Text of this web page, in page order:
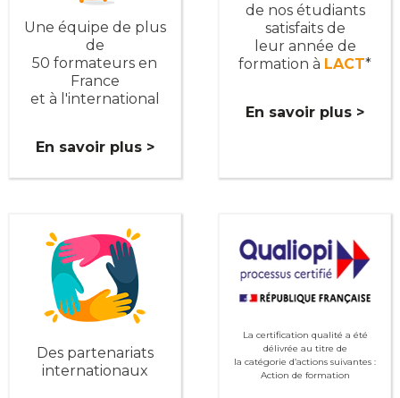
Une équipe de plus
de
50 formateurs en
France
et à l'international
En savoir plus >
de nos étudiants
satisfaits de
leur année de
formation à LACT*
En savoir plus >
Des partenariats
internationaux
La certification qualité a été
délivrée au titre de
la catégorie d’actions suivantes :
Action de formation